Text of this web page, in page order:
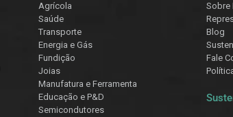
Agrícola
Saúde
Transporte
Energia e Gás
Fundição
Joias
Manufatura e Ferramenta
Educação e P&D
Semicondutores
Sobre
Blog
Fale